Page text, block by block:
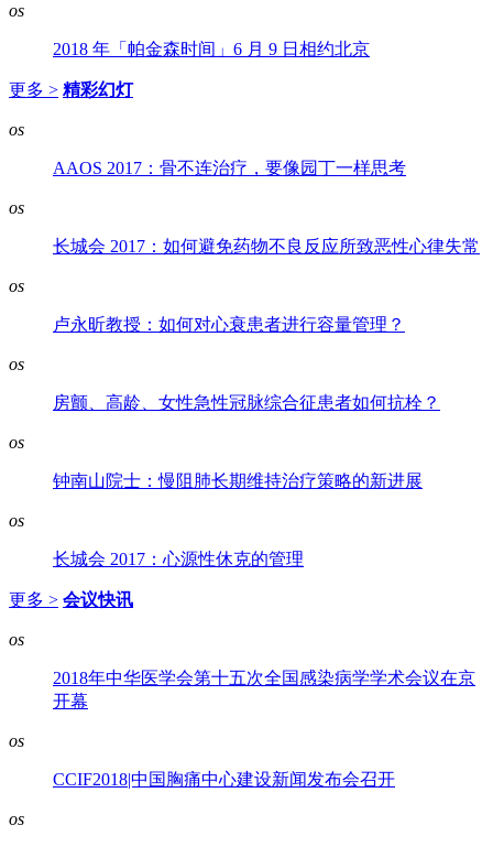
os
2018 年「帕金森时间」6 月 9 日相约北京
更多 > 精彩幻灯
os
AAOS 2017：骨不连治疗，要像园丁一样思考
os
长城会 2017：如何避免药物不良反应所致恶性心律失常
os
卢永昕教授：如何对心衰患者进行容量管理？
os
房颤、高龄、女性急性冠脉综合征患者如何抗栓？
os
钟南山院士：慢阻肺长期维持治疗策略的新进展
os
长城会 2017：心源性休克的管理
更多 > 会议快讯
os
2018年中华医学会第十五次全国感染病学学术会议在京
开幕
os
CCIF2018|中国胸痛中心建设新闻发布会召开
os